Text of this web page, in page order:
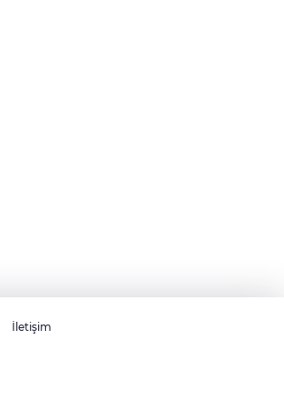
İletişim